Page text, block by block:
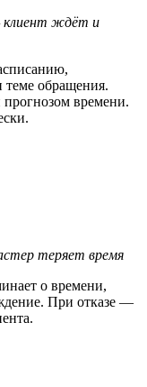
клиент ждёт и
теме обращения.
времени.
теряет время
о времени,
При отказе —